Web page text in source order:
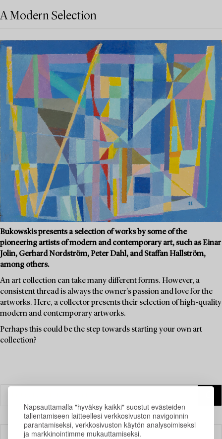
Napsauttamalla "hyväksy kaikki" suostut evästeiden
tallentamiseen laitteellesi verkkosivuston navigoinnin
parantamiseksi, verkkosivuston käytön analysoimiseksi
ja markkinointimme mukauttamiseksi.
A Modern Selection
Bukowskis presents a selection of works by some of the
pioneering artists of modern and contemporary art, such as Einar
Jolin, Gerhard Nordström, Peter Dahl, and Staffan Hallström,
among others.
An art collection can take many different forms. However, a
consistent thread is always the owner's passion and love for the
artworks. Here, a collector presents their selection of high-quality
modern and contemporary artworks.
Perhaps this could be the step towards starting your own art
collection?
Suodatin